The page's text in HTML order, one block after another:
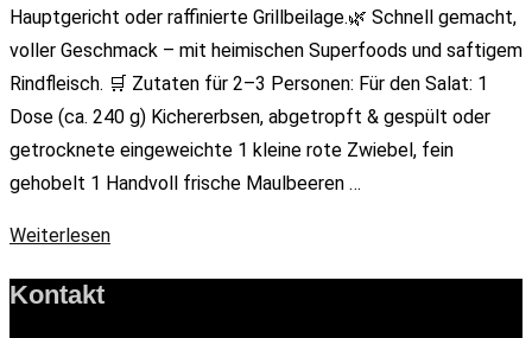
Hauptgericht oder raffinierte Grillbeilage.🌿 Schnell gemacht,
voller Geschmack – mit heimischen Superfoods und saftigem
Rindfleisch. 🛒 Zutaten für 2–3 Personen: Für den Salat: 1
Dose (ca. 240 g) Kichererbsen, abgetropft & gespült oder
getrocknete eingeweichte 1 kleine rote Zwiebel, fein
gehobelt 1 Handvoll frische Maulbeeren …
Weiterlesen
Kontakt